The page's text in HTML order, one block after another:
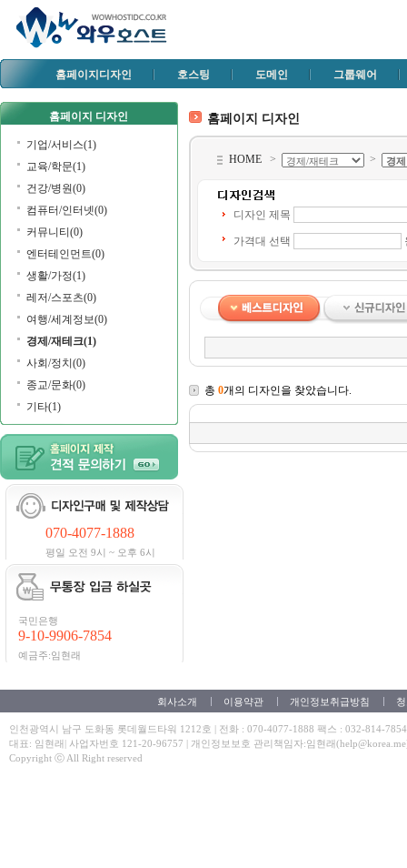
홈페이지디자인 호스팅 도메인 그룹웨어
홈페이지 디자인
기업/서비스(1)
교육/학문(1)
건강/병원(0)
컴퓨터/인터넷(0)
커뮤니티(0)
엔터테인먼트(0)
생활/가정(1)
레저/스포츠(0)
여행/세계정보(0)
경제/재테크(1)
사회/정치(0)
종교/문화(0)
기타(1)
070-4077-1888
평일 오전 9시 ~ 오후 6시
국민은행
9-10-9906-7854
예금주:임현래
홈페이지 디자인
HOME > >
디자인 제목
가격대 선택
총 0개의 디자인을 찾았습니다.
회사소개 이용약관 개인정보취급방침
인천광역시 남구 도화동 롯데월드타워 1212호 | 전화 : 070-4077-1888 팩스 : 032-814-7854
대표: 임현래| 사업자번호 121-20-96757 | 개인정보보호 관리책임자:임현래
Copyright ⓒ All Right reserved